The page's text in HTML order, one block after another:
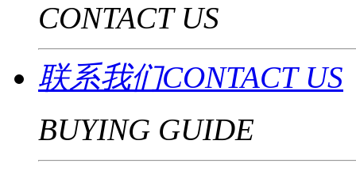
CONTACT US
联系我们CONTACT US
BUYING GUIDE